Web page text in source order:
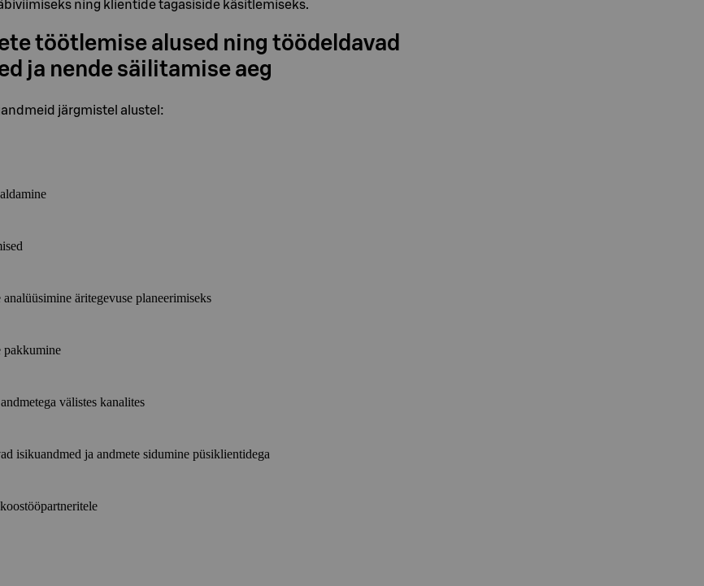
ning klientide tagasiside käsitlemiseks.
töötlemise alused ning töödeldavad
ja nende säilitamise aeg
järgmistel alustel:
äritegevuse planeerimiseks
pakkumine
välistes kanalites
isikuandmed ja andmete sidumine püsiklientidega